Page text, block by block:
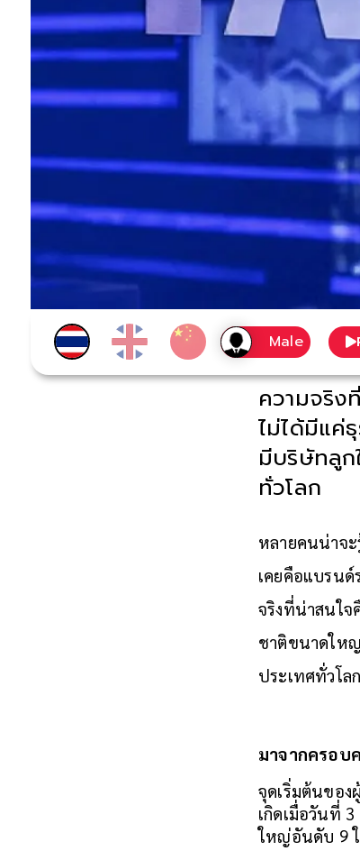
ความจริง
ไม่ได้มีแค่
มีบริษัทลูก
ทั่วโลก
หลายคนน่าจะ
เคยคือแบรนด์
จริงที่น่าสนใจ
ชาติขนาดให
ประเทศทั่วโลก
มาจากครอบ
จุดเริ่มต้นของ
เกิดเมื่อวันที่
ใหญ่อันดับ 9